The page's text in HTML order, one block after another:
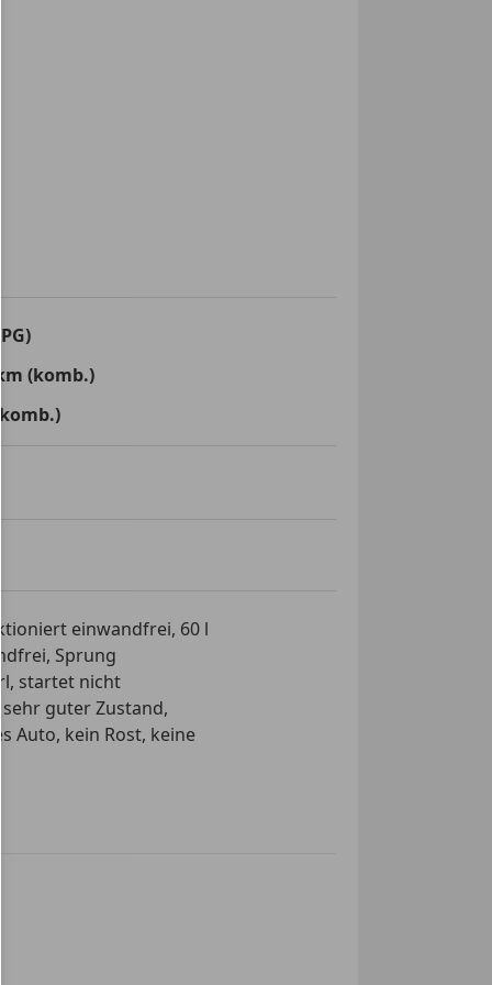
(komb.)
einwandfrei, 60 l
Sprung
startet nicht
guter Zustand,
Auto, kein Rost, keine